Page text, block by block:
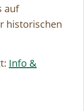
auf
historischen
Info &